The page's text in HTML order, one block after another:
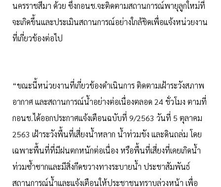
นครราชสีมา ด้วย ซึ่งกอนช.จะติดตามสถานการณ์พายุลูกใหม่ที่
จะเกิดขึ้นและประเมินสถานการณ์อย่างใกล้ชิดเพื่อแจ้งหน่วยงาน
ที่เกี่ยวข้องต่อไป
“ขณะนี้หน่วยงานที่เกี่ยวข้องดำเนินการ ติดตามเฝ้าระวังสภาพ
อากาศ และสถานการณ์น้ำอย่างต่อเนื่องตลอด 24 ชั่วโมง ตามที่
กอนช.ได้ออกประกาศแจ้งเตือนฉบับที่ 9/2563 วันที่ 5 ตุลาคม
2563 เฝ้าระวังพื้นที่เสี่ยงน้ำหลาก น้ำท่วมขัง และดินถล่ม โดย
เฉพาะพื้นที่ที่มีฝนตกหนักต่อเนื่อง หรือพื้นที่เสี่ยงที่เคยเกิดน้ำ
ท่วมซ้ำซากและมีสิ่งกีดขวางทางระบายน้ำ ประชาสัมพันธ์
สถานการณ์น้ำและแจ้งเตือนให้ประชาชนทราบล่วงหน้า เพื่อ